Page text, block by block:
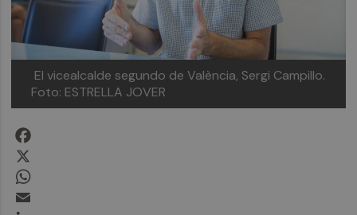
El vicealcalde segundo de València, Sergi Campillo.
Foto: ESTRELLA JOVER